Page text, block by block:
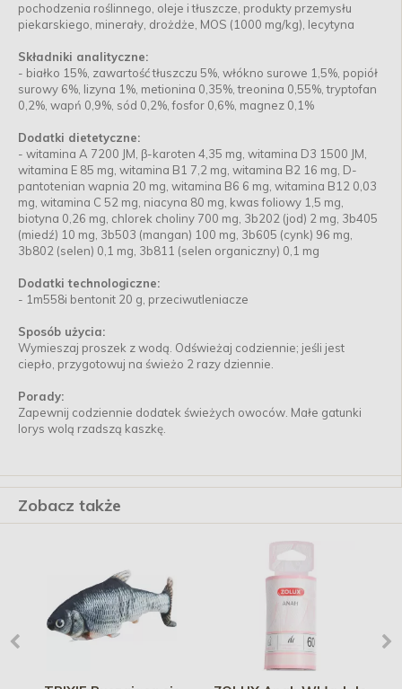
pochodzenia roślinnego, oleje i tłuszcze, produkty przemysłu
piekarskiego, minerały, drożdże, MOS (1000 mg/kg), lecytyna
Składniki analityczne:
- białko 15%, zawartość tłuszczu 5%, włókno surowe 1,5%, popiół
surowy 6%, lizyna 1%, metionina 0,35%, treonina 0,55%, tryptofan
0,2%, wapń 0,9%, sód 0,2%, fosfor 0,6%, magnez 0,1%
Dodatki dietetyczne:
- witamina A 7200 JM, β-karoten 4,35 mg, witamina D3 1500 JM,
witamina E 85 mg, witamina B1 7,2 mg, witamina B2 16 mg, D-
pantotenian wapnia 20 mg, witamina B6 6 mg, witamina B12 0,03
mg, witamina C 52 mg, niacyna 80 mg, kwas foliowy 1,5 mg,
biotyna 0,26 mg, chlorek choliny 700 mg, 3b202 (jod) 2 mg, 3b405
(miedź) 10 mg, 3b503 (mangan) 100 mg, 3b605 (cynk) 96 mg,
3b802 (selen) 0,1 mg, 3b811 (selen organiczny) 0,1 mg
Dodatki technologiczne:
- 1m558i bentonit 20 g, przeciwutleniacze
Sposób użycia:
Wymieszaj proszek z wodą. Odświeżaj codziennie; jeśli jest
ciepło, przygotowuj na świeżo 2 razy dziennie.
Porady:
Zapewnij codziennie dodatek świeżych owoców. Małe gatunki
lorys wolą rzadszą kaszkę.
Zobacz także